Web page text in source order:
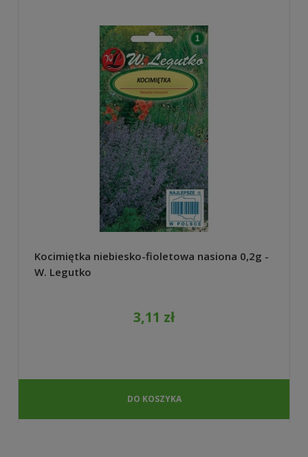
Kocimiętka niebiesko-fioletowa nasiona 0,2g -
W. Legutko
3,11 zł
DO KOSZYKA